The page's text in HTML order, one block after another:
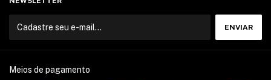
Meios de pagamento